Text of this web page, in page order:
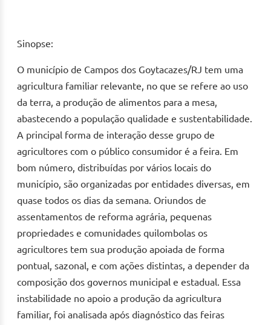
Sinopse:
O município de Campos dos Goytacazes/RJ tem uma
agricultura familiar relevante, no que se refere ao uso
da terra, a produção de alimentos para a mesa,
abastecendo a população qualidade e sustentabilidade.
A principal forma de interação desse grupo de
agricultores com o público consumidor é a feira. Em
bom número, distribuídas por vários locais do
município, são organizadas por entidades diversas, em
quase todos os dias da semana. Oriundos de
assentamentos de reforma agrária, pequenas
propriedades e comunidades quilombolas os
agricultores tem sua produção apoiada de forma
pontual, sazonal, e com ações distintas, a depender da
composição dos governos municipal e estadual. Essa
instabilidade no apoio a produção da agricultura
familiar, foi analisada após diagnóstico das feiras